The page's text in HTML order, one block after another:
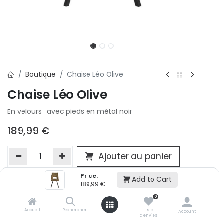
Price:
189,99 € Add to Cart
Accueil Rechercher
0
Liste
d'envies
Account
Boutique Chaise Léo Olive
Chaise Léo Olive
En velours , avec pieds en métal noir
189,99 €
Ajouter au panier
Ajouter à la liste d'envie
Si vous ne pouvez pas ajouter cet article dans votre panier
victime de son succès et momentanément indisponible.